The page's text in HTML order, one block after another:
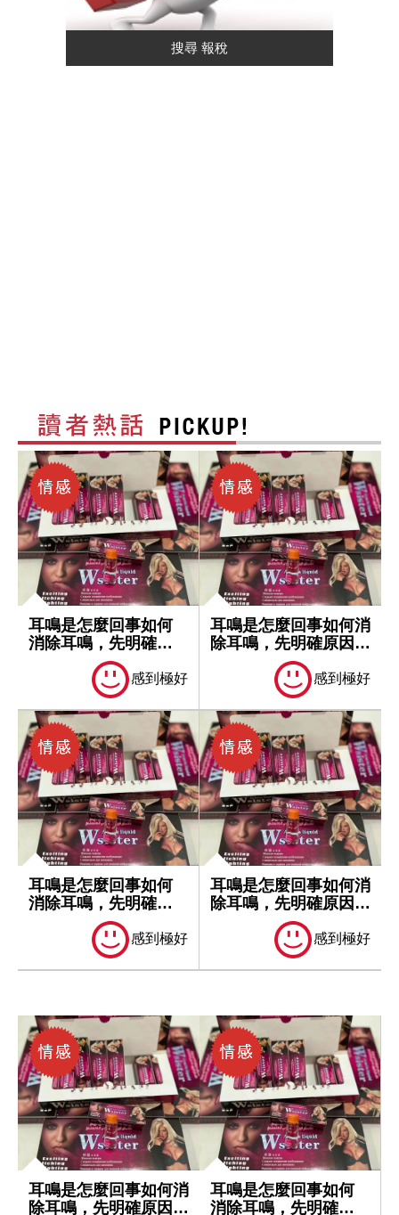
耳鳴是怎麼回事如何
消除耳鳴，先明確原
感到極好
耳鳴是怎麼回事如何消
除耳鳴，先明確原因再
感到極好
耳鳴是怎麼回事如何
消除耳鳴，先明確原
感到極好
耳鳴是怎麼回事如何消
除耳鳴，先明確原因再
感到極好
耳鳴是怎麼回事如何消
除耳鳴，先明確原因再
耳鳴是怎麼回事如何
消除耳鳴，先明確原